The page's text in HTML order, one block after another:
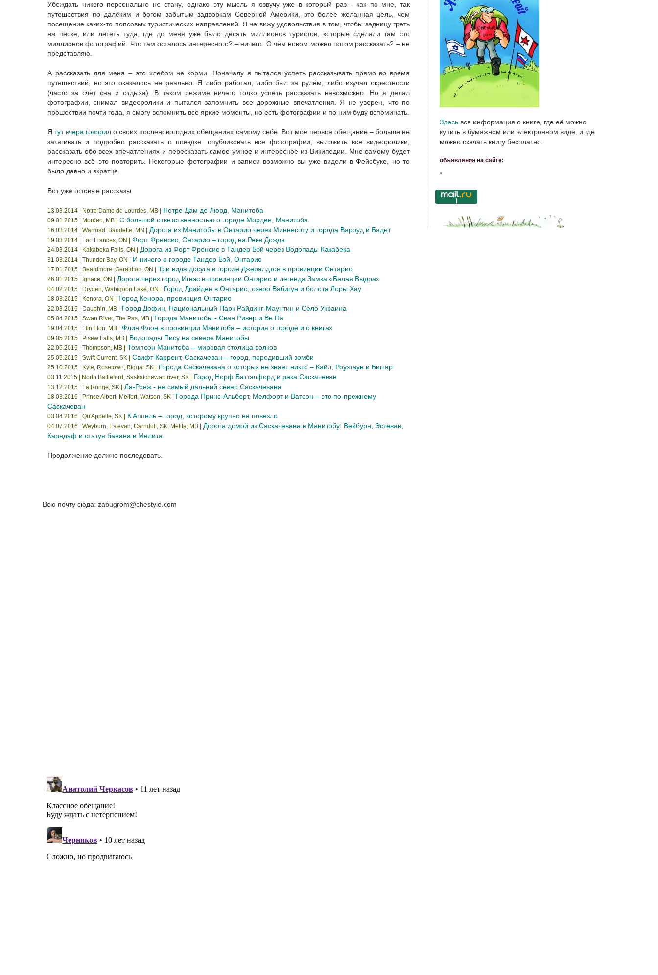
Убеждать никого персонально не стану, однако эту мысль я озвучу уже в который раз - как по мне, так
путешествия по далёким и богом забытым задворкам Северной Америки, это более желанная цель, чем
посещение каких-то попсовых туристических направлений. Я не вижу удовольствия в том, чтобы задницу греть
на песке, или лететь туда, где до меня уже было десять миллионов туристов, которые сделали там сто
миллионов фотографий. Что там осталось интересного? – ничего. О чём новом можно потом рассказать? – не
представляю.
А рассказать для меня – это хлебом не корми. Поначалу я пытался успеть рассказывать прямо во время
путешествий, но это оказалось не реально. Я либо работал, либо был за рулём, либо изучал окрестности
(часто за счёт сна и отдыха). В таком режиме ничего толко успеть рассказать невозможно. Но я делал
фотографии, снимал видеоролики и пытался запомнить все дорожные впечатления. Я не уверен, что по
прошествии почти года, я смогу вспомнить все яркие моменты, но есть фотографии и по ним буду вспоминать.
Ятут вчера говорил о своих посленовогодних обещаниях самому себе. Вот моё первое обещание – больше не
затягивать и подробно рассказать о поездке: опубликовать все фотографии, выложить все видеоролики,
рассказать обо всех впечатлениях и пересказать самое умное и интересное из Википедии. Мне самому будет
интересно всё это повторить. Некоторые фотографии и записи возможно вы уже видели в Фейсбуке, но то
было давно и вкратце.
Вот уже готовые рассказы.
13.03.2014 | Notre Dame de Lourdes, MB | Нотре Дам де Люрд, Манитоба
09.01.2015 | Morden, MB | С большой ответственностью о городе Морден, Манитоба
16.03.2014 | Warroad, Baudette, MN | Дорога из Манитобы в Онтарио через Миннесоту и города Вароуд и Бадет
19.03.2014 | Fort Frances, ON | Форт Френсис, Онтарио – город на Реке Дождя
24.03.2014 | Kakabeka Falls, ON | Дорога из Форт Френсис в Тандер Бэй через Водопады Какабека
31.03.2014 | Thunder Bay, ON | И ничего о городе Тандер Бэй, Онтарио
17.01.2015 | Beardmore, Geraldton, ON | Три вида досуга в городе Джералдтон в провинции Онтарио
26.01.2015 | Ignace, ON | Дорога через город Игнэс в провинции Онтарио и легенда Замка «Белая Выдра»
04.02.2015 | Dryden, Wabigoon Lake, ON | Город Драйден в Онтарио, озеро Вабигун и болота Лоры Хау
18.03.2015 | Kenora, ON | Город Кенора, провинция Онтарио
22.03.2015 | Dauphin, MB | Город Дофин, Национальный Парк Райдинг-Маунтин и Село Украина
05.04.2015 | Swan River, The Pas, MB | Города Манитобы - Сван Ривер и Ве Па
19.04.2015 | Flin Flon, MB | Флин Флон в провинции Манитоба – история о городе и о книгах
09.05.2015 | Pisew Falls, MB | Водопады Пису на севере Манитобы
22.05.2015 | Thompson, MB | Томпсон Манитоба – мировая столица волков
25.05.2015 | Swift Current, SK | Свифт Каррент, Саскачеван – город, породивший зомби
25.10.2015 | Kyle, Rosetown, Biggar SK | Города Саскачевана о которых не знает никто – Кайл, Роузтаун и Биггар
03.11.2015 | North Battleford, Saskatchewan river, SK | Город Норф Баттэлфорд и река Саскачеван
13.12.2015 | La Ronge, SK | Ла-Ронж - не самый дальний север Саскачевана
18.03.2016 | Prince Albert, Melfort, Watson, SK |
Города Принс-Альберт, Мелфорт и Ватсон – это по-прежнему
Саскачеван
03.04.2016 | Qu'Appelle, SK | К’Аппель – город, которому крупно не повезло
04.07.2016 | Weyburn, Estevan, Carnduff, SK, Melita, MB |
Дорога домой из Саскачевана в Манитобу: Вейбурн, Эстеван,
Карндаф и статуя банана в Мелита
Продолжение должно последовать.
Всю почту сюда: zabugrom@chestyle.com
Здесь вся информация о книге, где её можно
купить в бумажном или электронном виде, и где
можно скачать книгу бесплатно.
объявления на сайте:
*